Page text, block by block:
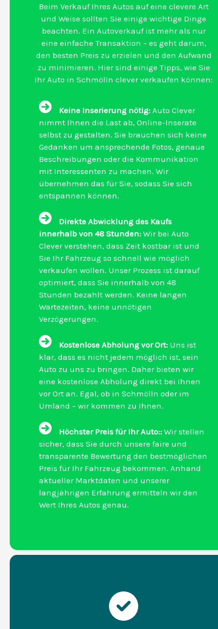
Beim Verkauf Ihres Autos auf eine clevere Art
und Weise sollten Sie einige wichtige Dinge
beachten. Ein Autoverkauf ist mehr als nur
eine einfache Transaktion – es geht darum,
den besten Preis zu erzielen und den Aufwand
zu minimieren. Hier sind einige Tipps, wie Sie
Ihr Auto in Schmölln clever verkaufen können:
Keine Inserierung nötig: Auto Clever
nimmt Ihnen die Last ab, Online-Inserate
selbst zu gestalten. Sie brauchen sich keine
Gedanken um ansprechende Fotos, genaue
Beschreibungen oder die Kommunikation
mit Interessenten zu machen. Wir
übernehmen das für Sie, sodass Sie sich
entspannen können.
Direkte Abwicklung des Kaufs
innerhalb von 48 Stunden: Wir bei Auto
Clever verstehen, dass Zeit kostbar ist und
Sie Ihr Fahrzeug so schnell wie möglich
verkaufen wollen. Unser Prozess ist darauf
optimiert, dass Sie innerhalb von 48
Stunden bezahlt werden. Keine langen
Wartezeiten, keine unnötigen
Verzögerungen.
Kostenlose Abholung vor Ort: Uns ist
klar, dass es nicht jedem möglich ist, sein
Auto zu uns zu bringen. Daher bieten wir
eine kostenlose Abholung direkt bei Ihnen
vor Ort an. Egal, ob in Schmölln oder im
Umland – wir kommen zu Ihnen.
Höchster Preis für Ihr Auto:: Wir stellen
sicher, dass Sie durch unsere faire und
transparente Bewertung den bestmöglichen
Preis für Ihr Fahrzeug bekommen. Anhand
aktueller Marktdaten und unserer
langjährigen Erfahrung ermitteln wir den
Wert Ihres Autos genau.